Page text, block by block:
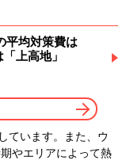
平均対策費は
上高地」
ています。また、ウ
やエリアによって熱